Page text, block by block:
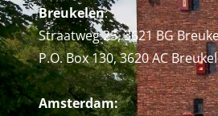
Breukelen:
Straatweg 25, 3621 BG
P.O. Box 130, 3620 AC
Amsterdam: